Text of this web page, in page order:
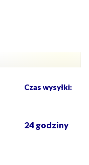
Czas wysyłki:
24 godziny